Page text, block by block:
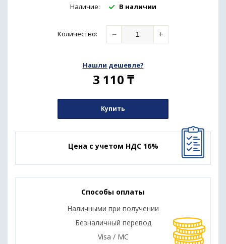
Наличие: В наличии
Количество: − +
Нашли дешевле?
3 110 ₸
Купить
Цена с учетом НДС 16%
Способы оплаты
Наличными при получении
Безналичный перевод
Visa / MC